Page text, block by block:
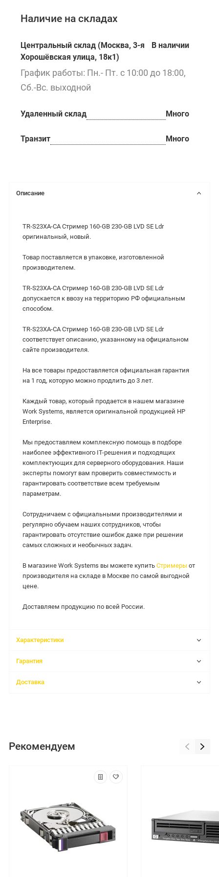
Наличие на складах
Центральный склад (Москва, 3-я
Хорошёвская улица, 18к1)
В наличии
График работы: Пн.- Пт. с 10:00 до 18:00,
Сб.-Вс. выходной
Удаленный склад Много
Транзит Много
Описание
TR-S23XA-CA Стример 160-GB 230-GB LVD SE Ldr
оригинальный, новый.
Товар поставляется в упаковке, изготовленной
производителем.
TR-S23XA-CA Стример 160-GB 230-GB LVD SE Ldr
допускается к ввозу на территорию РФ официальным
способом.
TR-S23XA-CA Стример 160-GB 230-GB LVD SE Ldr
cоответствует описанию, указанному на официальном
сайте производителя.
На все товары предоставляется официальная гарантия
на 1 год, которую можно продлить до 3 лет.
Каждый товар, который продается в нашем магазине
Work Systems, является оригинальной продукцией HP
Enterprise.
Мы предоставляем комплексную помощь в подборе
наиболее эффективного IT-решения и подходящих
комплектующих для серверного оборудования. Наши
эксперты помогут вам проверить совместимость и
гарантировать соответствие всем требуемым
параметрам.
Сотрудничаем с официальными производителями и
регулярно обучаем наших сотрудников, чтобы
гарантировать отсутствие ошибок даже при решении
самых сложных и необычных задач.
В магазине Work Systems вы можете купить Стримеры от
производителя на складе в Москве по самой выгодной
цене.
Доставляем продукцию по всей России.
Характеристики
Гарантия
Доставка
Рекомендуем